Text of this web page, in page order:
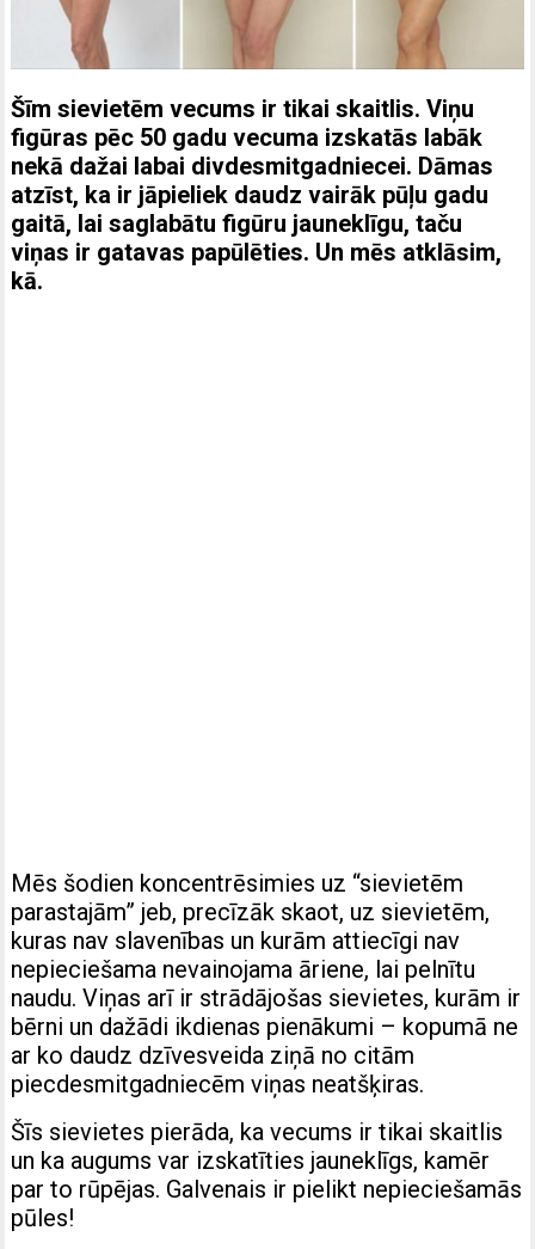
Šīm sievietēm vecums ir tikai skaitlis. Viņu
figūras pēc 50 gadu vecuma izskatās labāk
nekā dažai labai divdesmitgadniecei. Dāmas
atzīst, ka ir jāpieliek daudz vairāk pūļu gadu
gaitā, lai saglabātu figūru jauneklīgu, taču
viņas ir gatavas papūlēties. Un mēs atklāsim,
kā.
Mēs šodien koncentrēsimies uz “sievietēm
parastajām” jeb, precīzāk skaot, uz sievietēm,
kuras nav slavenības un kurām attiecīgi nav
nepieciešama nevainojama āriene, lai pelnītu
naudu. Viņas arī ir strādājošas sievietes, kurām ir
bērni un dažādi ikdienas pienākumi – kopumā ne
ar ko daudz dzīvesveida ziņā no citām
piecdesmitgadniecēm viņas neatšķiras.
Šīs sievietes pierāda, ka vecums ir tikai skaitlis
un ka augums var izskatīties jauneklīgs, kamēr
par to rūpējas. Galvenais ir pielikt nepieciešamās
pūles!